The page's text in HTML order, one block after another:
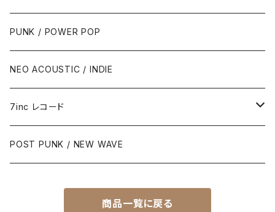
PUNK / POWER POP
NEO ACOUSTIC / INDIE
7inc レコード
PUNK / 2TONE
POST PUNK / NEW WAVE
商品一覧に戻る